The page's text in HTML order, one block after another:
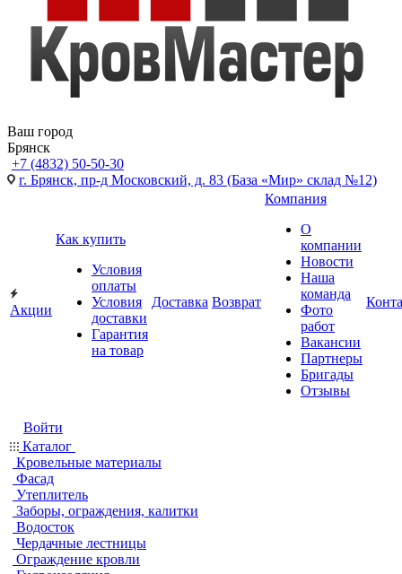
Ваш город
Брянск
+7 (4832) 50-50-30
г. Брянск, пр-д Московский, д. 83 (База «Мир» склад №12)
Акции
Как купить
Условия
оплаты
Условия
доставки
Гарантия
на товар
Доставка Возврат
Компания
О
компании
Новости
Наша
команда
Фото
работ
Вакансии
Партнеры
Бригады
Отзывы
Войти
Каталог
Кровельные материалы
Фасад
Утеплитель
Заборы, ограждения, калитки
Водосток
Чердачные лестницы
Ограждение кровли